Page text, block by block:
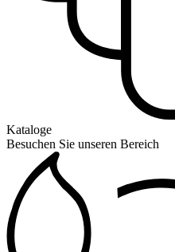
Kataloge
Besuchen Sie unseren Bereich